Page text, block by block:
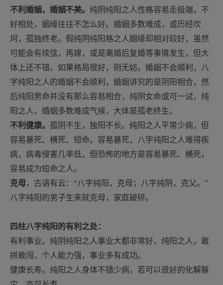
不利婚姻，婚姻不美。 纯阴纯阳之人性格容易走极端，不
好相处，姻缘往往不怎么好。婚姻多数难成，或历经坎
坷，孤独终老。假纯阴纯阳格之人姻缘却相对较好，虽然
可能会有续弦，再嫁，或是离婚后复婚等事情发生，但大
体上还不错，如果格局很好，则无妨。婚姻不会顺利，八
字纯阳之人的婚姻不会顺利，婚姻讲究的是阴阳相合，然
后纯阳男命并没有那么容易相合，纯阴女命或可一试，纯
阳之人，婚姻多数难成气候，大体是孤老终生。
不利健康。 孤阴不生，独阳不长。纯阳之人平常少病，但
容易暴死、横死、短命。容易暴死，八字纯阳之人难得疾
病，病毒侵害几率低，但恐怖的地方是容易暴死、横死，
容易成为短命之人。
克母，古语有云：“八字纯阳，克母；八字纯阴，克父。”
八字纯阳的男子生来就克母，家庭破碎。
四柱八字纯阳的有利之处：
有利事业。纯阴纯阳之人事业大都非常好，纯阳之人，敢
拼敢闯，个人能力强，事业多有成功。
健康长寿。纯阳之人身体不错少病，若可以很好的化解躲